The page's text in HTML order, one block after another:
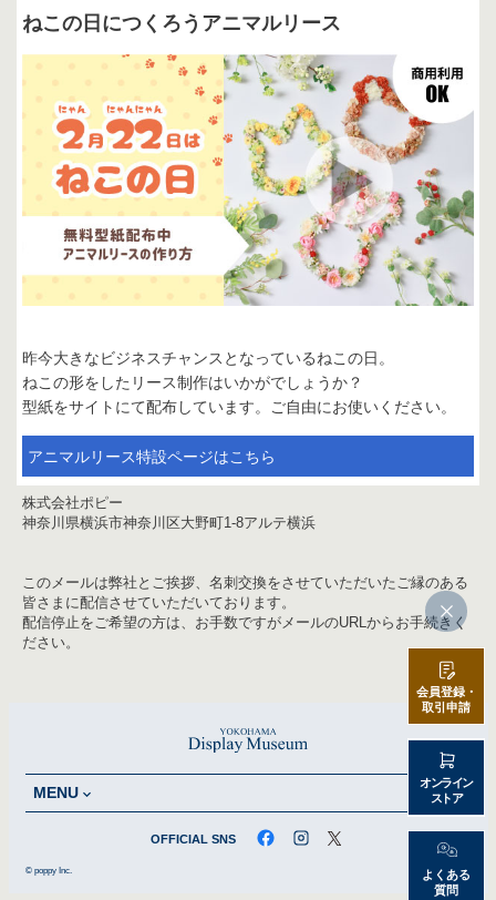
ねこの日につくろうアニマルリース
昨今大きなビジネスチャンスとなっているねこの日。
ねこの形をしたリース制作はいかがでしょうか？
型紙をサイトにて配布しています。ご自由にお使いください。
アニマルリース特設ページはこちら
株式会社ポピー
神奈川県横浜市神奈川区大野町1-8アルテ横浜
このメールは弊社とご挨拶、名刺交換をさせていただいたご縁のある
皆さまに配信させていただいております。
配信停止をご希望の方は、お手数ですがメールのURLからお手続きく
ださい。
会員登録・
取引申請
オンライン
ストア
よくある
質問
MENU
OFFICIAL SNS
© poppy Inc.